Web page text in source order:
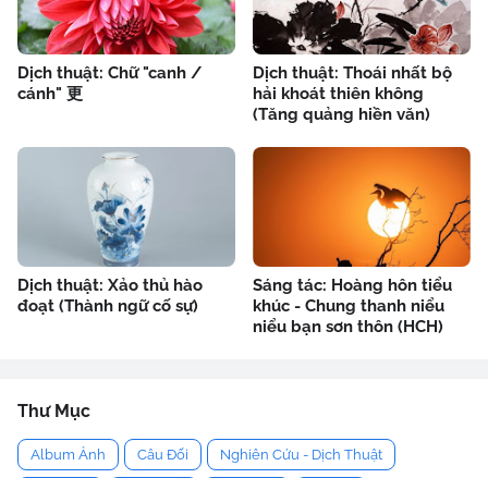
Dịch thuật: Chữ "canh /
cánh" 更
Dịch thuật: Thoái nhất bộ
hải khoát thiên không
(Tăng quảng hiền văn)
Dịch thuật: Xảo thủ hào
đoạt (Thành ngữ cố sự)
Sáng tác: Hoàng hôn tiểu
khúc - Chung thanh niểu
niểu bạn sơn thôn (HCH)
Thư Mục
Album Ảnh Câu Đối Nghiên Cứu - Dịch Thuật